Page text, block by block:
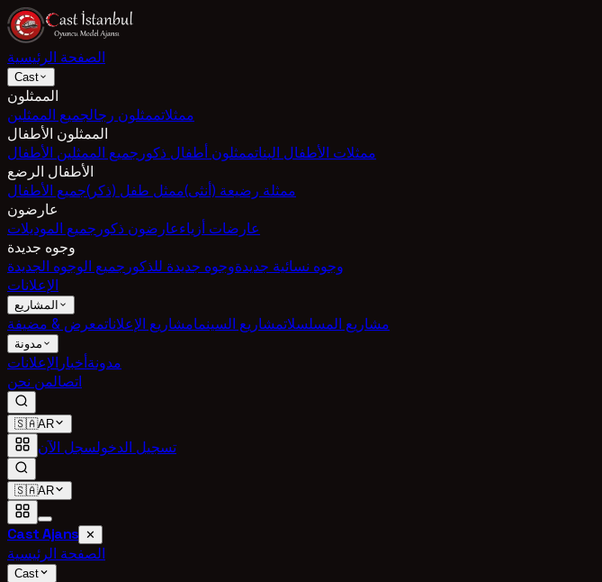
الصفحة الرئيسية
Cast
الممثلون
ممثلاتممثلون رجالجميع الممثلين
الممثلون الأطفال
ممثلات الأطفال البناتممثلون أطفال ذكور جميع الممثلين الأطفال
الأطفال الرضع
ممثلة رضيعة (أنثى)ممثل طفل (ذكر)جميع الأطفال
عارضون
عارضات أزياءعارضون ذكور جميع الموديلات
وجوه جديدة
وجوه نسائية جديدةوجوه جديدة للذكور جميع الوجوه الجديدة
الإعلانات
المشاريع
مشاريع المسلسلاتمشاريع السينمامشاريع الإعلاناتمعرض & مضيفة
مدونة
مدونةأخبار الإعلانات
اتصالمن نحن
🇸🇦AR
تسجيل الدخولسجل الآن
🇸🇦AR
Cast Ajans ✕
الصفحة الرئيسية
Cast